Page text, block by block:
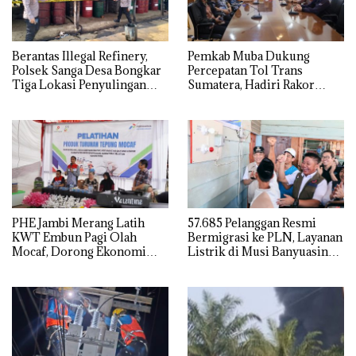
Berantas Illegal Refinery,
Polsek Sanga Desa Bongkar
Tiga Lokasi Penyulingan
Pemkab Muba Dukung
Percepatan Tol Trans
Sumatera, Hadiri Rakor
PHE Jambi Merang Latih
KWT Embun Pagi Olah
Mocaf, Dorong Ekonomi
57.685 Pelanggan Resmi
Bermigrasi ke PLN, Layanan
Listrik di Musi Banyuasin